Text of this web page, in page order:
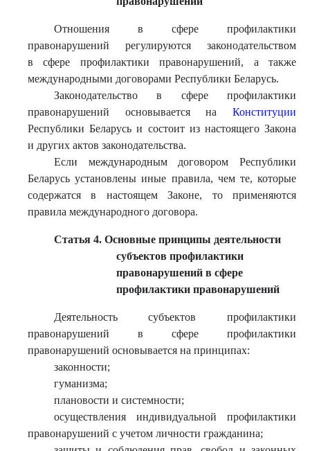
Отношения в сфере профилактики
правонарушений регулируются законодательством
в сфере профилактики правонарушений, а также
международными договорами Республики Беларусь.
Законодательство в сфере профилактики
правонарушений основывается на Конституции
Республики Беларусь и состоит из настоящего Закона
и других актов законодательства.
Если международным договором Республики
Беларусь установлены иные правила, чем те, которые
содержатся в настоящем Законе, то применяются
правила международного договора.
Статья 4. Основные принципы деятельности
субъектов профилактики
правонарушений в сфере
профилактики правонарушений
Деятельность субъектов профилактики
правонарушений в сфере профилактики
правонарушений основывается на принципах:
законности;
гуманизма;
плановости и системности;
осуществления индивидуальной профилактики
правонарушений с учетом личности гражданина;